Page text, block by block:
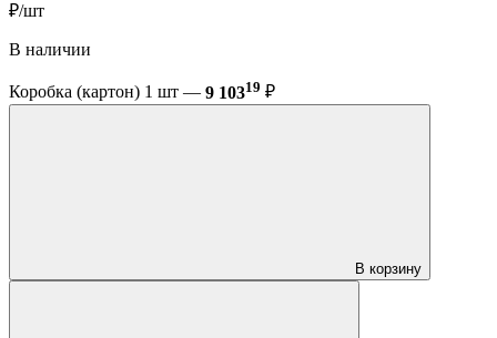
₽/шт
В наличии
Коробка (картон) 1 шт — 9 10319 ₽
В корзину